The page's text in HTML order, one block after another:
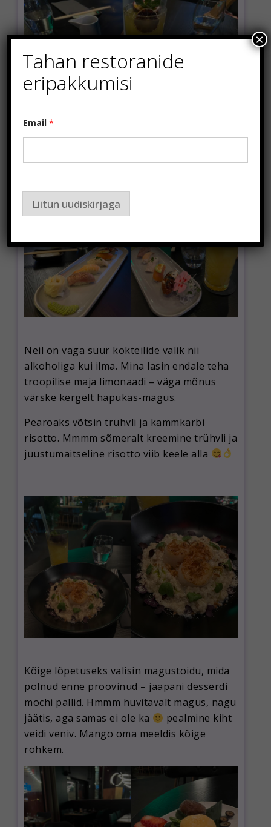
Neil on väga suur kokteilide valik nii
alkoholiga kui ilma. Mina lasin endale teha
troopilise maja limonaadi – väga mõnus
värske kergelt hapukas-magus.
Pearoaks võtsin trühvli ja kammkarbi
risotto. Mmmm sõmeralt kreemine trühvli ja
juustumaitseline risotto viib keele alla
Kõige lõpetuseks valisin magustoidu, mida
polnud enne proovinud – jaapani desserdi
mochi pallid. Hmmm huvitavalt magus, nagu
jäätis, aga samas ei ole ka
pealmine kiht
veidi veniv. Mango oma meeldis kõige
rohkem.
Tahan restoranide
eripakkumisi
m
*
l
Email*
Liitun uudiskirjaga
×